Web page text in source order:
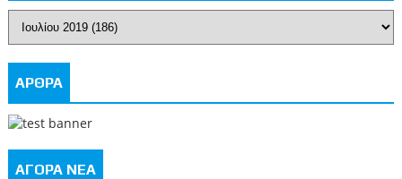
ΑΡΘΡΑ
ΑΓΟΡΑ ΝΕΑ